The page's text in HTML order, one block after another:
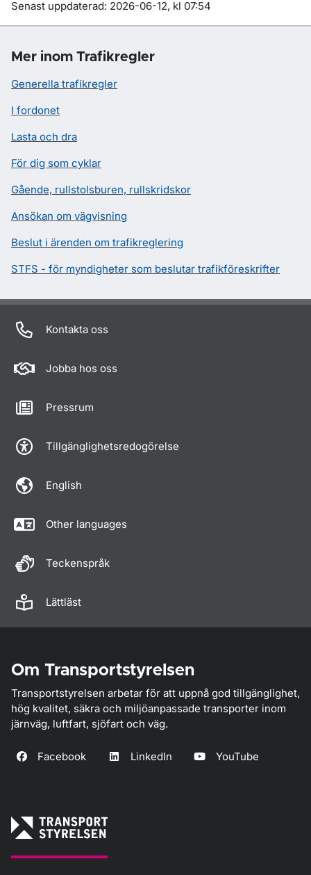
Om sidan
Senast uppdaterad: 2026-06-12, kl 07:54
Mer inom Trafikregler
Generella trafikregler
I fordonet
Lasta och dra
För dig som cyklar
Gående, rullstolsburen, rullskridskor
Ansökan om vägvisning
Beslut i ärenden om trafikreglering
STFS - för myndigheter som beslutar trafikföreskrifter
Kontakta oss
Jobba hos oss
Pressrum
Tillgänglighetsredogörelse
English
Other languages
Teckenspråk
Lättläst
Om Transportstyrelsen
Transportstyrelsen arbetar för att uppnå god tillgänglighet,
hög kvalitet, säkra och miljöanpassade transporter inom
järnväg, luftfart, sjöfart och väg.
Facebook LinkedIn YouTube